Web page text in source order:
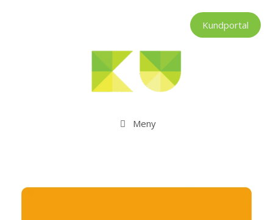
Kundportal
Meny